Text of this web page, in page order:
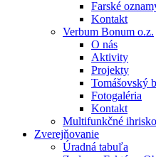
Farské
Kontakt
Verbum Bonum o.z.
O nás
Aktivity
Projekty
Tomášovský
Fotogaléria
Kontakt
Multifunkčné ihrisko
Zverejňovanie
Úradná tabuľa